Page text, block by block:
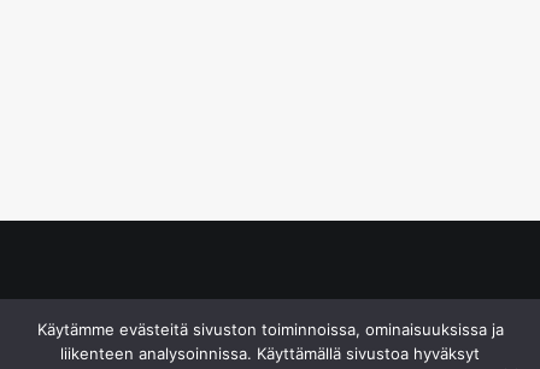
Käytämme evästeitä sivuston toiminnoissa, ominaisuuksissa ja
liikenteen analysoinnissa. Käyttämällä sivustoa hyväksyt